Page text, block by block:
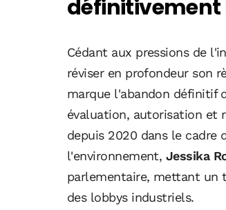
définitivement
Cédant aux pressions de
réviser en profondeur son
marque l'abandon définitif
évaluation, autorisation et
depuis 2020 dans le cadre
l'environnement, Jessika
parlementaire, mettant un
des lobbys industriels.